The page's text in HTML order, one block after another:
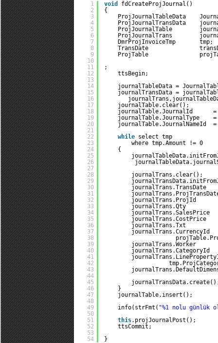
1
2
3
4
5
6
7
8
9
10
11
12
13
14
15
16
17
18
19
20
21
22
23
24
25
26
27
28
29
30
31
32
33
34
35
36
37
38
39
40
41
42
43
44
45
46
47
48
49
50
51
52
53
54
void
fdCreateProjJournal()
{
ProjJournalTableData
ProjJournalTransData
ProjJournalTable
ProjJournalTrans
DmrProjInvoiceTmp
TransDate
ProjTable
;
ttsBegin;
journalTableData =
journalTransData =
journalTable.clear();
journalTable.JournalId
journalTable.JournalType
journalTable.JournalNameId
while select tmp
where tmp.Amount != 0
{
journalTrans.clear();
journalTrans.TransDate
journalTrans.ProjId
journalTrans.Qty
journalTrans.SalesPrice
journalTrans.CostPrice
journalTrans.Txt
journalTrans.CurrencyId
journalTrans.Worker
journalTrans.CategoryId
}
journalTable.insert();
info(strFmt( "%1 nolu günlük
this.projJournalPost();
ttsCommit;
}